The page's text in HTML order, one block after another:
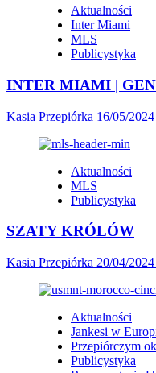
Aktualności
Inter Miami
MLS
Publicystyka
INTER MIAMI |
Kasia Przepiórka 16/05/2024
Aktualności
MLS
Publicystyka
SZATY KRÓLÓW
Kasia Przepiórka 20/04/2024
Aktualności
Jankesi w
Przepiórczym
Publicystyka